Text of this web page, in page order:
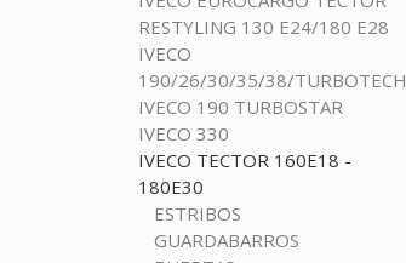
RESTYLING 130 E24/180 E28
IVECO
190/26/30/35/38/TURBOTECH
IVECO 190 TURBOSTAR
IVECO 330
IVECO TECTOR 160E18 -
180E30
ESTRIBOS
GUARDABARROS